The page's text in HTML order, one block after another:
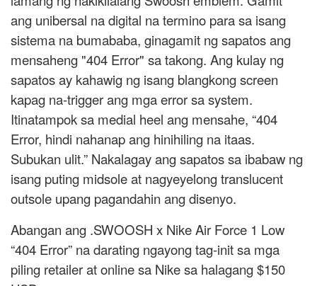
ang unibersal na digital na termino para sa isang
sistema na bumababa, ginagamit ng sapatos ang
mensaheng "404 Error" sa takong. Ang kulay ng
sapatos ay kahawig ng isang blangkong screen
kapag na-trigger ang mga error sa system.
Itinatampok sa medial heel ang mensahe, “404
Error, hindi nahanap ang hinihiling na itaas.
Subukan ulit.” Nakalagay ang sapatos sa ibabaw ng
isang puting midsole at nagyeyelong translucent
outsole upang pagandahin ang disenyo.
Abangan ang .SWOOSH x Nike Air Force 1 Low
“404 Error” na darating ngayong tag-init sa mga
piling retailer at online sa Nike sa halagang $150